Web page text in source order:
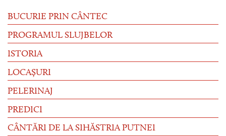
BUCURIE PRIN CÂNTEC
PROGRAMUL SLUJBELOR
ISTORIA
LOCAȘURI
PELERINAJ
PREDICI
CÂNTĂRI DE LA SIHĂSTRIA PUTNEI